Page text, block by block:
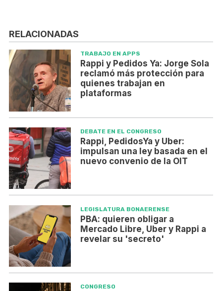
RELACIONADAS
TRABAJO EN APPS
Rappi y Pedidos Ya: Jorge Sola
reclamó más protección para
quienes trabajan en
plataformas
DEBATE EN EL CONGRESO
Rappi, PedidosYa y Uber:
impulsan una ley basada en el
nuevo convenio de la OIT
LEGISLATURA BONAERENSE
PBA: quieren obligar a
Mercado Libre, Uber y Rappi a
revelar su 'secreto'
CONGRESO